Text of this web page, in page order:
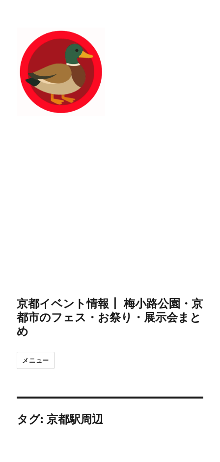
京都イベント情報┃ 梅小路公園・京
都市のフェス・お祭り・展示会まと
め
メニュー
タグ: 京都駅周辺